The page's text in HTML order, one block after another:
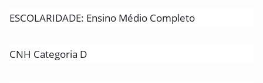
ESCOLARIDADE: Ensino Médio Completo
CNH Categoria D